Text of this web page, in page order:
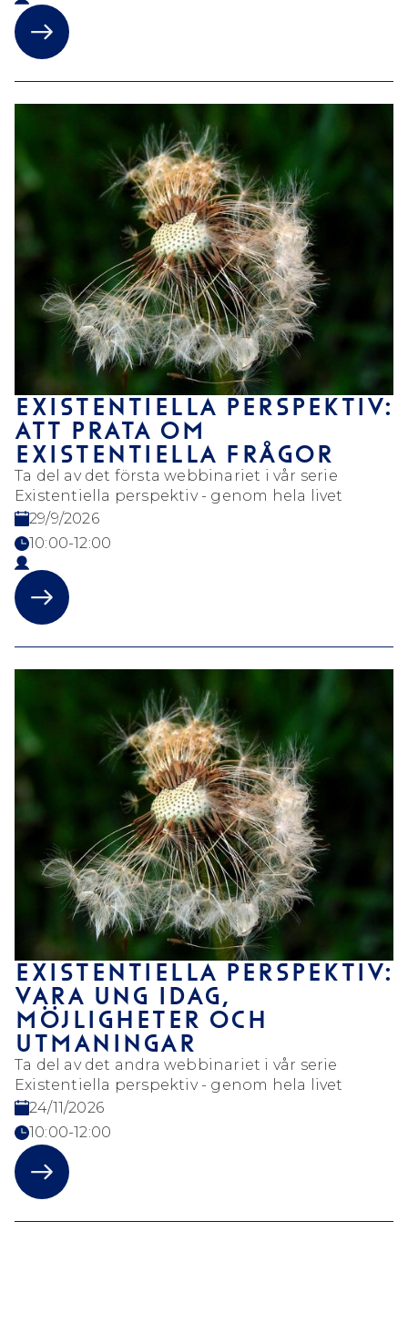
EXISTENTIELLA PERSPEKTIV:
ATT PRATA OM
EXISTENTIELLA FRÅGOR
Ta del av det första webbinariet i vår serie
Existentiella perspektiv - genom hela livet
29/9/2026
10:00-12:00
EXISTENTIELLA PERSPEKTIV:
VARA UNG IDAG,
MÖJLIGHETER OCH
UTMANINGAR
Ta del av det andra webbinariet i vår serie
Existentiella perspektiv - genom hela livet
24/11/2026
10:00-12:00